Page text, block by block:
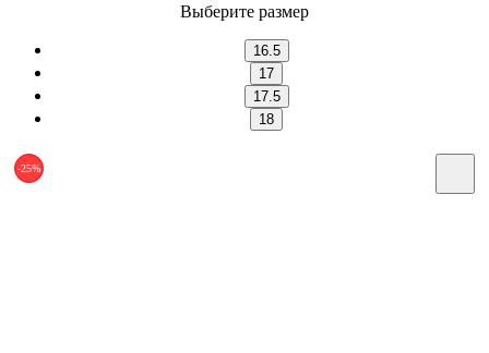
Выберите размер
16.5
17
17.5
18
-25%